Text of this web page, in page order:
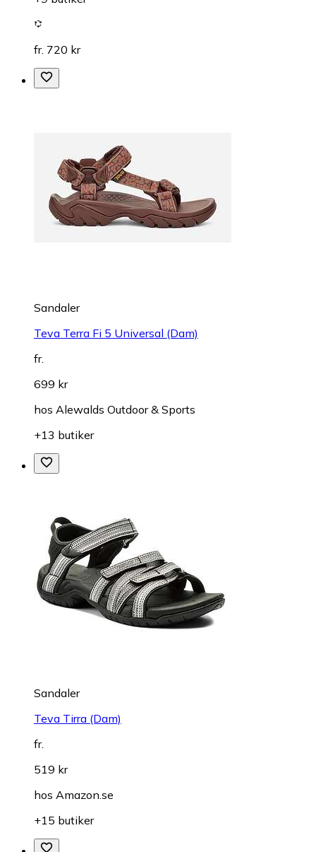
fr. 720 kr
Sandaler
Teva Terra Fi 5 Universal (Dam)
fr.
699 kr
hos Alewalds Outdoor & Sports
+13 butiker
Sandaler
Teva Tirra (Dam)
fr.
519 kr
hos Amazon.se
+15 butiker